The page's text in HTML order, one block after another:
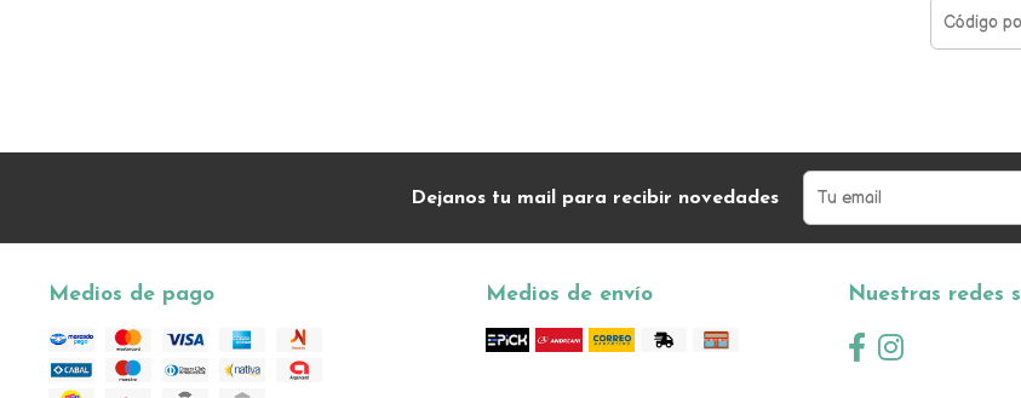
Dejanos tu mail para recibir novedades
Medios de pago Medios de envío Nuestras redes